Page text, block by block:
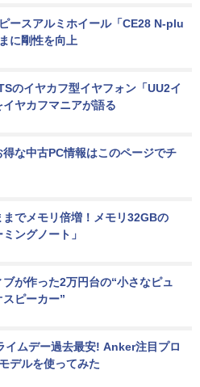
ースアルミホイール「CE28 N-plu
に剛性を向上
のイヤカフ型イヤフォン「UU2イ
ヤカフマニアが語る
な中古PC情報はこのページでチ
までメモリ倍増！メモリ32GBの
ミングノート」
が作った2万円台の“小さなピュ
ピーカー”
イムデー過去最安! Anker注目プロ
デルを使ってみた